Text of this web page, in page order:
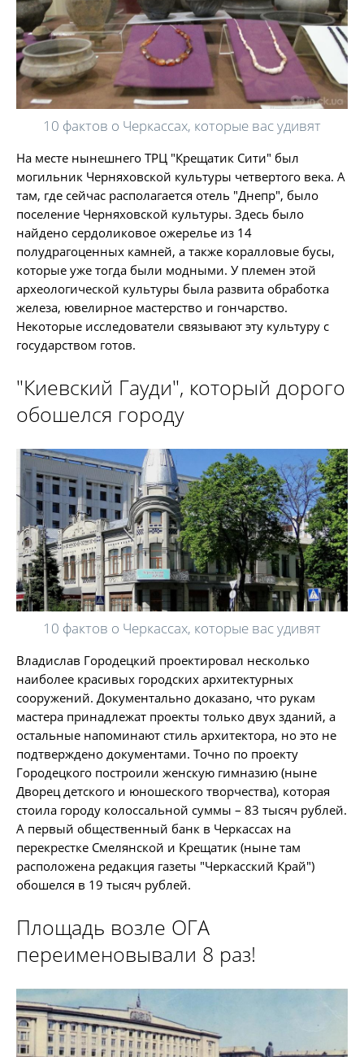
10 фактов о Черкассах, которые вас удивят
На месте нынешнего ТРЦ "Крещатик Сити" был
могильник Черняховской культуры четвертого века. А
там, где сейчас располагается отель "Днепр", было
поселение Черняховской культуры. Здесь было
найдено сердоликовое ожерелье из 14
полудрагоценных камней, а также коралловые бусы,
которые уже тогда были модными. У племен этой
археологической культуры была развита обработка
железа, ювелирное мастерство и гончарство.
Некоторые исследователи связывают эту культуру с
государством готов.
"Киевский Гауди", который дорого
обошелся городу
10 фактов о Черкассах, которые вас удивят
Владислав Городецкий проектировал несколько
наиболее красивых городских архитектурных
сооружений. Документально доказано, что рукам
мастера принадлежат проекты только двух зданий, а
остальные напоминают стиль архитектора, но это не
подтверждено документами. Точно по проекту
Городецкого построили женскую гимназию (ныне
Дворец детского и юношеского творчества), которая
стоила городу колоссальной суммы – 83 тысяч рублей.
А первый общественный банк в Черкассах на
перекрестке Смелянской и Крещатик (ныне там
расположена редакция газеты "Черкасский Край")
обошелся в 19 тысяч рублей.
Площадь возле ОГА
переименовывали 8 раз!